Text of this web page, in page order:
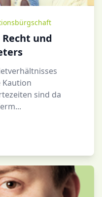
und
Kaution
sind da